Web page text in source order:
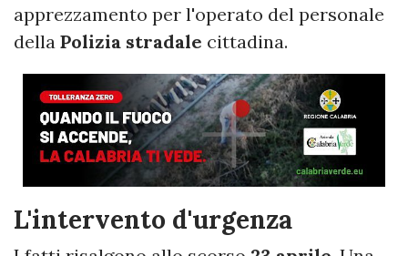
apprezzamento per l'operato del personale
della Polizia stradale cittadina.
L'intervento d'urgenza